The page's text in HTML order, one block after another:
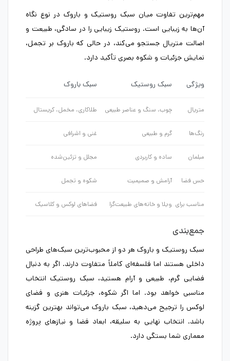
مهم‌ترین تفاوت میان سبک روستیک و باروک در نوع نگاه
آن‌ها به زیبایی است. روستیک زیبایی را در سادگی، طبیعت و
اصالت متریال جستجو می‌کند، در حالی که باروک بر تجمل،
نمایش جزئیات و شکوه بصری تأکید دارد.
ویژگی سبک روستیک سبک باروک
متریال چوب، سنگ و عناصر طبیعی طلاکاری، مخمل، کریستال
رنگ‌ها گرم و طبیعی غنی و اشرافی
مبلمان ساده و کاربردی مجلل و تزئین‌شده
حس فضا آرامش و صمیمیت شکوه و تجمل
مناسب برای ویلا و خانه‌های طبیعت‌گرا فضاهای لوکس و کلاسیک
جمع‌بندی
سبک روستیک و باروک هر دو از محبوب‌ترین سبک‌های طراحی
داخلی هستند اما فلسفه‌ای کاملاً متفاوت دارند. اگر به دنبال
فضایی گرم، طبیعی و آرام هستید، سبک روستیک انتخاب
مناسبی خواهد بود. اما اگر شکوه، جزئیات هنری و فضای
لوکس را ترجیح می‌دهید، سبک باروک می‌تواند بهترین گزینه
باشد. انتخاب نهایی به سلیقه، ابعاد فضا و نیازهای پروژه
معماری شما بستگی دارد.